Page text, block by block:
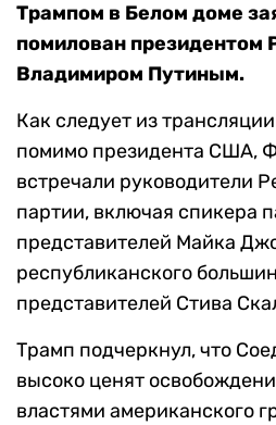
Трампом в Белом доме
помилован президентом
Владимиром Путиным.
Как следует из
помимо президента США,
встречали руководители
партии, включая спикера
представителей Майка
республиканского
представителей Стива
Трамп подчеркнул, что
высоко ценят
властями американского